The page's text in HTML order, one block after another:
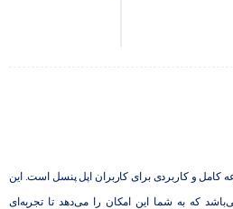
کامل و کاربردی برای کاربران اپل پنسل است. این
که به شما این امکان را می‌دهد تا تجربه‌ای